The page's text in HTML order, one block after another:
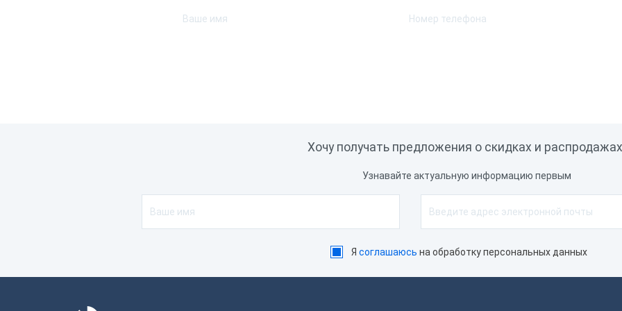
Хочу получать предложения о скидках и
Узнавайте актуальную информацию первым
Я соглашаюсь на обработку персональных данных